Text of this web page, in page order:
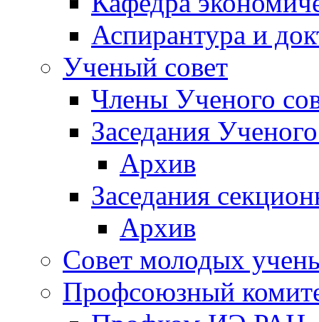
Аспирантура и
Ученый совет
Члены Ученого
Заседания
Архив
Заседания
Архив
Совет молодых
Профсоюзный